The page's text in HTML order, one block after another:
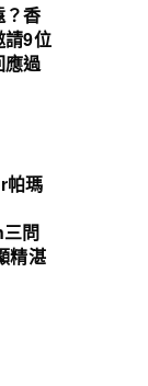
？香
請9位
應過
瑪
問
精湛